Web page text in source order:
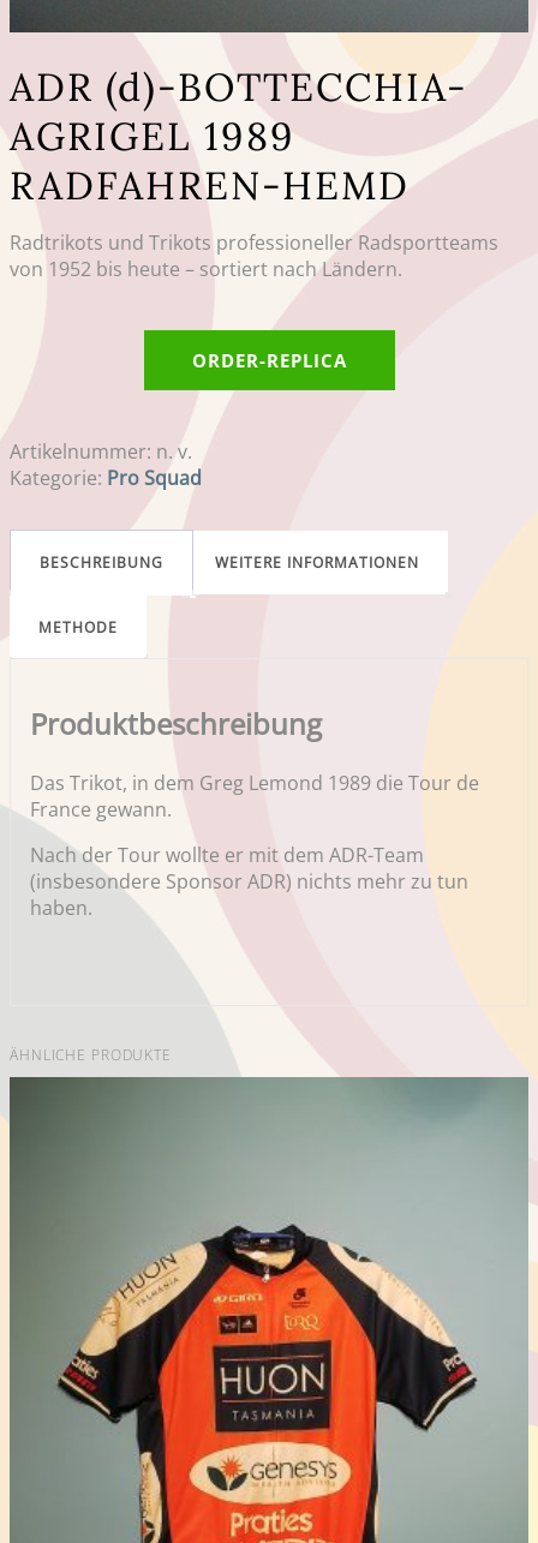
ADR (d)-BOTTECCHIA-
AGRIGEL 1989
RADFAHREN-HEMD
Radtrikots und Trikots professioneller Radsportteams
von 1952 bis heute – sortiert nach Ländern.
ORDER-REPLICA
Artikelnummer: n. v.
Kategorie: Pro Squad
BESCHREIBUNG WEITERE INFORMATIONEN
METHODE
Produktbeschreibung
Das Trikot, in dem Greg Lemond 1989 die Tour de
France gewann.
Nach der Tour wollte er mit dem ADR-Team
(insbesondere Sponsor ADR) nichts mehr zu tun
haben.
ÄHNLICHE PRODUKTE